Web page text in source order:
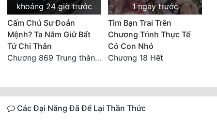
khoảng 24 giờ trước
Cấm Chú Sư Đoản
Mệnh? Ta Nắm Giữ Bất
Tử Chi Thân
Chương 869 Trung thành tuyệt đối
1 ngày trước
Tìm Bạn Trai Trên
Chương Trình Thực Tế
Có Con Nhỏ
Chương 18 Hết
Các Đại Năng Đã Để Lại Thần Thức